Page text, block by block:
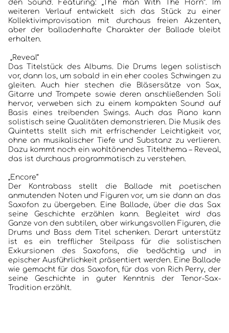
HOME
KONZERTBERICHTE
INTERVIEWS
JAZZCLUBS BERLIN
PORTRAITS DER CLUBS
ANKÜNDIGUNGEN KONZERTE/ FESTIVALS
KONTAKT
den Sound. Featuring: „The man With The Horn“. Im
weiteren Verlauf entwickelt sich das Stück zu einer
Kollektivimprovisation mit durchaus freien Akzenten,
aber der balladenhafte Charakter der Ballade bleibt
erhalten.
„Reveal“
Das Titelstück des Albums. Die Drums legen solistisch
vor, dann los, um sobald in ein eher cooles Schwingen zu
gleiten. Auch hier stechen die Bläsersätze von Sax,
Gitarre und Trompete sowie deren anschließenden Soli
hervor, verweben sich zu einem kompakten Sound auf
Basis eines treibenden Swings. Auch das Piano kann
solistisch seine Qualitäten demonstrieren. Die Musik des
Quintetts stellt sich mit erfrischender Leichtigkeit vor,
ohne an musikalischer Tiefe und Substanz zu verlieren.
Dazu kommt noch ein wohltönendes Titelthema – Reveal,
das ist durchaus programmatisch zu verstehen.
„Encore“
Der Kontrabass stellt die Ballade mit poetischen
anmutenden Noten und Figuren vor, um sie dann an das
Saxofon zu übergeben. Eine Ballade, über die das Sax
seine Geschichte erzählen kann. Begleitet wird das
Ganze von den subtilen, aber wirkungsvollen Figuren, die
Drums und Bass dem Titel schenken. Derart unterstütz
ist es ein trefflicher Steilpass für die solistischen
Exkursionen des Saxofons, die bedächtig und in
epischer Ausführlichkeit präsentiert werden. Eine Ballade
wie gemacht für das Saxofon, für das von Rich Perry, der
seine Geschichte in guter Kenntnis der Tenor-Sax-
Tradition erzählt.